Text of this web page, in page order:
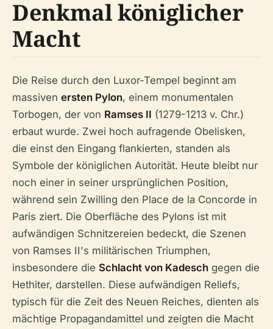
Denkmal königlicher
Macht
Die Reise durch den Luxor-Tempel beginnt am
massiven ersten Pylon, einem monumentalen
Torbogen, der von Ramses II (1279-1213 v. Chr.)
erbaut wurde. Zwei hoch aufragende Obelisken,
die einst den Eingang flankierten, standen als
Symbole der königlichen Autorität. Heute bleibt nur
noch einer in seiner ursprünglichen Position,
während sein Zwilling den Place de la Concorde in
Paris ziert. Die Oberfläche des Pylons ist mit
aufwändigen Schnitzereien bedeckt, die Szenen
von Ramses II's militärischen Triumphen,
insbesondere die Schlacht von Kadesch gegen die
Hethiter, darstellen. Diese aufwändigen Reliefs,
typisch für die Zeit des Neuen Reiches, dienten als
mächtige Propagandamittel und zeigten die Macht